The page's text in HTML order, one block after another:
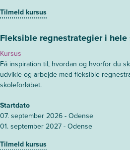
Tilmeld kursus
Fleksible regnestrategier i
Kursus
Få inspiration til, hvordan og hvorfor du
udvikle og arbejde med fleksible
skoleforløbet.
Startdato
07. september 2026 - Odense
01. september 2027 - Odense
Tilmeld kursus